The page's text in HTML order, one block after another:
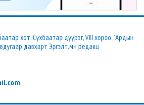
хот, Сүхбаатар дүүрэг, VIII хороо, "Ардын
давхарт Эргэлт.мн редакц